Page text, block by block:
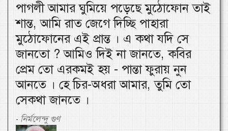
পাগলী আমার ঘুমিয়ে পড়েছে মুঠোফোন তাই
শান্ত, আমি রাত জেগে দিচ্ছি পাহারা
মুঠোফোনের এই প্রান্ত । এ কথা যদি সে
জানতো ? আমিও দিই না জানতে, কবির
প্রেম তো এরকমই হয় - পান্তা ফুরায় নুন
আনতে । হে চির-অধরা আমার, তুমি তো
সেকথা জানতে ।
- নির্মলেন্দু গুণ